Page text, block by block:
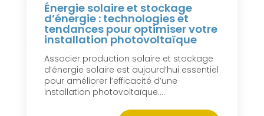
Énergie solaire et stockage
d’énergie : technologies et
tendances pour optimiser votre
installation photovoltaïque
Associer production solaire et stockage
d’énergie solaire est aujourd’hui essentiel
pour améliorer l’efficacité d’une
installation photovoltaïque....